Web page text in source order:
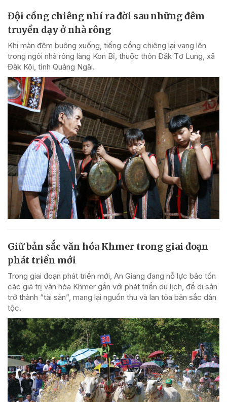
Đội cồng chiêng nhí ra đời sau những đêm
truyền dạy ở nhà rông
Khi màn đêm buông xuống, tiếng cồng chiêng lại vang lên
trong ngôi nhà rông làng Kon Bỉ, thuộc thôn Đăk Tơ Lung, xã
Đăk Kôi, tỉnh Quảng Ngãi.
Giữ bản sắc văn hóa Khmer trong giai đoạn
phát triển mới
Trong giai đoạn phát triển mới, An Giang đang nỗ lực bảo tồn
các giá trị văn hóa Khmer gắn với phát triển du lịch, để di sản
trở thành “tài sản”, mang lại nguồn thu và lan tỏa bản sắc dân
tộc.